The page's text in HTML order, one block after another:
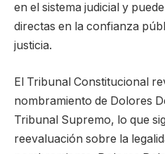
en el sistema judicial y
directas en la confianza
justicia.
El Tribunal Constitucional
nombramiento de Dolores
Tribunal Supremo, lo que
reevaluación sobre la